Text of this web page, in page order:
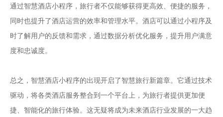
通过智慧酒店小程序，旅行者不仅能够获得更高效、便捷的服务，
同时也提升了酒店运营的效率和管理水平。酒店可以通过小程序及
时了解用户的反馈和需求，通过数据分析优化服务，提升用户满意
度和忠诚度。
总之，智慧酒店小程序的出现开启了智慧旅行新篇章。它通过技术
驱动，将各类酒店服务整合到一个平台上，为旅行者提供更加便
捷、智能化的旅行体验。这无疑将成为未来酒店行业发展的一大趋